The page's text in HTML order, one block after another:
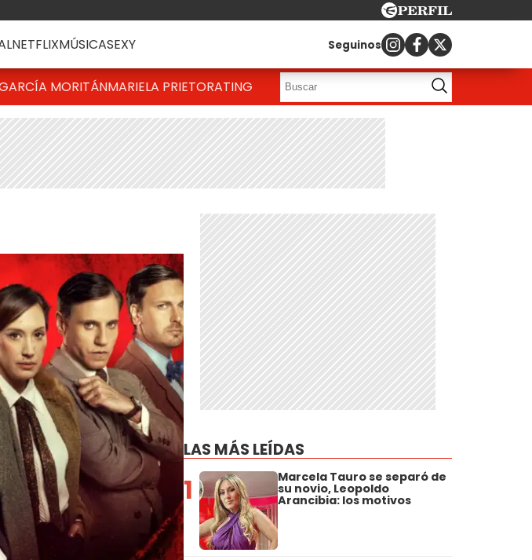
NETFLIXMÚSICASEXY Seguinos
MORITÁNMARIELA PRIETORATING
LAS MÁS LEÍDAS
1 Marcela Tauro se separó de
su novio, Leopoldo
Arancibia: los motivos